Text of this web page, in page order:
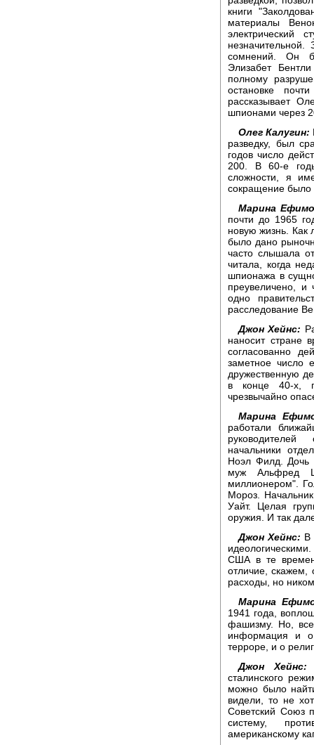
книги
материалы
электрический
сомнений. Он
Элизабет
полному
остановке
рассказывает
шпионами через
Олег Калугин:
разведку, был
годов число
200. В 60-е
сложности, я
сокращение было
Марина
почти до 1965
новую жизнь. Как
было дано
часто слышала
читала, когда
шпионажа в
преувеличено, и
одно
расследование
Джон Хейнс:
наносит стране
согласованно
заметное число
дружественную
в конце 40-х,
чрезвычайно
Марина
работали
начальники
Ноэл Филд. Дочь
муж Альфред
миллионером".
Мороз.
Уайт. Целая
оружия. И так
Джон Хейнс: В
США в те
отличие, скажем,
расходы, но
Марина
1941 года,
фашизму. Но,
информация и о
терроре, и о
Джон Хейнс:
сталинского
можно было
видели, то не
Советский Союз
систему,
американскому